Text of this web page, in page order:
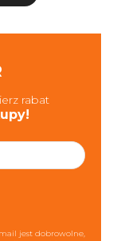
rabat
jest dobrowolne,